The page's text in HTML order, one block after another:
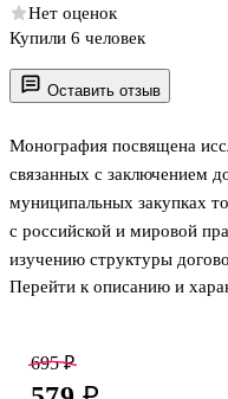
Оставить отзыв
Монография посвящена
связанных с заключением
муниципальных закупках
с российской и мировой
изучению структуры
заключении договоров о
законодательства
Перейти к описанию и
Нет оценок
Купили 6 человек
695 ₽